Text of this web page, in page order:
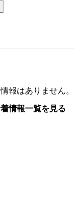
報はありません。
情報一覧を見る